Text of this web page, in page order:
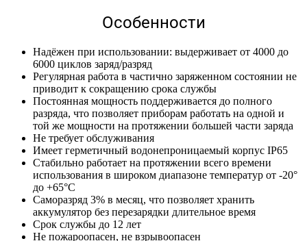
Особенности
Надёжен при использовании: выдерживает от 4000 до
6000 циклов заряд/разряд
Регулярная работа в частично заряженном состоянии не
приводит к сокращению срока службы
Постоянная мощность поддерживается до полного
разряда, что позволяет приборам работать на одной и
той же мощности на протяжении большей части заряда
Не требует обслуживания
Имеет герметичный водонепроницаемый корпус IP65
Стабильно работает на протяжении всего времени
использования в широком диапазоне температур от -20°
до +65°С
Саморазряд 3% в месяц, что позволяет хранить
аккумулятор без перезарядки длительное время
Срок службы до 12 лет
Не пожароопасен, не взрывоопасен